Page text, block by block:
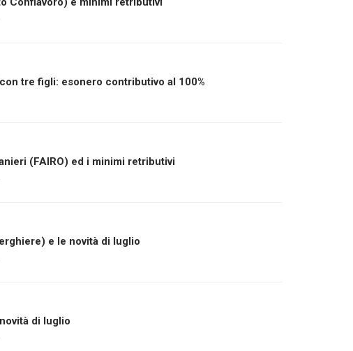
tre figli: esonero contributivo al 100%
(FAIRO) ed i minimi retributivi
e le novità di luglio
di luglio